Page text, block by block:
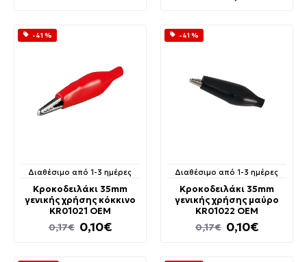
-41 %
Διαθέσιμο από 1-3 ημέρες
Κροκοδειλάκι 35mm
γενικής χρήσης κόκκινο
KR01021 OEM
0,10€
0,17€
-41 %
Διαθέσιμο από 1-3 ημέρες
Κροκοδειλάκι 35mm
γενικής χρήσης μαύρο
KR01022 OEM
0,10€
0,17€